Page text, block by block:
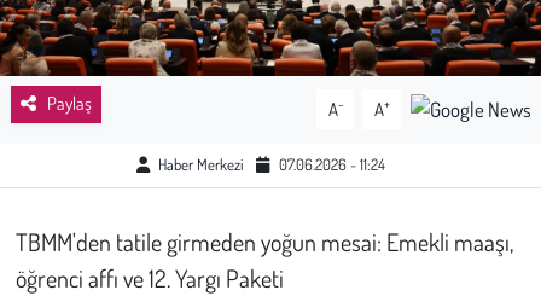
Paylaş A- A+
Haber Merkezi 07.06.2026 - 11:24
TBMM'den tatile girmeden yoğun mesai: Emekli maaşı,
öğrenci affı ve 12. Yargı Paketi
Emek
Spor
Bilim - Teknoloji